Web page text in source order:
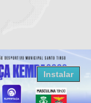
Instalar